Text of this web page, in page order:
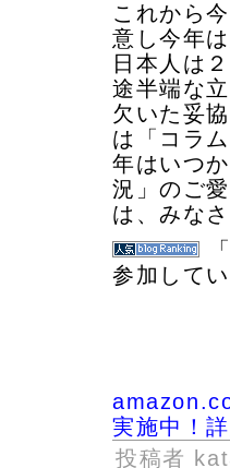
これから
意し今年
日本人は
途半端な
欠いた妥
は「コラ
年はいつ
況」のご
は、みな
参加して
実施中！
投稿者